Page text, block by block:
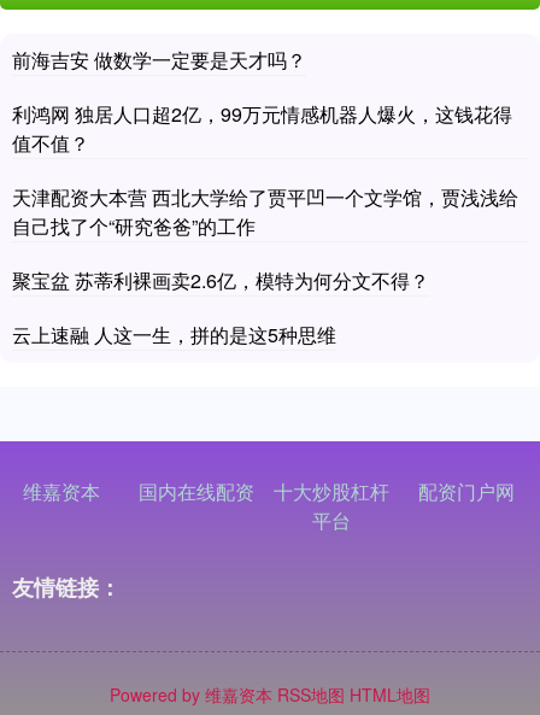
前海吉安 做数学一定要是天才吗？
利鸿网 独居人口超2亿，99万元情感机器人爆火，这钱花得
值不值？
天津配资大本营 西北大学给了贾平凹一个文学馆，贾浅浅给
自己找了个“研究爸爸”的工作
聚宝盆 苏蒂利裸画卖2.6亿，模特为何分文不得？
云上速融 人这一生，拼的是这5种思维
维嘉资本 国内在线配资
十大炒股杠杆
平台
配资门户网
友情链接：
Powered by 维嘉资本 RSS地图 HTML地图